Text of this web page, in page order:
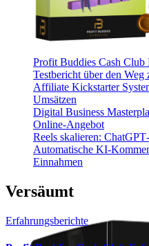
Profit Buddies Cash
Testbericht über den
Affiliate Kickstarter
Umsätzen
Digital Business
Online-Angebot
Reels skalieren:
Automatische
Einnahmen
Versäumt
Erfahrungsberichte